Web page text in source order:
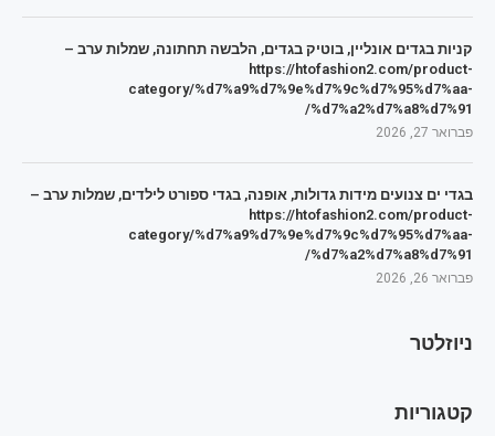
קניות בגדים אונליין, בוטיק בגדים, הלבשה תחתונה, שמלות ערב –
https://htofashion2.com/product-
category/%d7%a9%d7%9e%d7%9c%d7%95%d7%aa-
%d7%a2%d7%a8%d7%91/
פברואר 27, 2026
בגדי ים צנועים מידות גדולות, אופנה, בגדי ספורט לילדים, שמלות ערב –
https://htofashion2.com/product-
category/%d7%a9%d7%9e%d7%9c%d7%95%d7%aa-
%d7%a2%d7%a8%d7%91/
פברואר 26, 2026
ניוזלטר
קטגוריות